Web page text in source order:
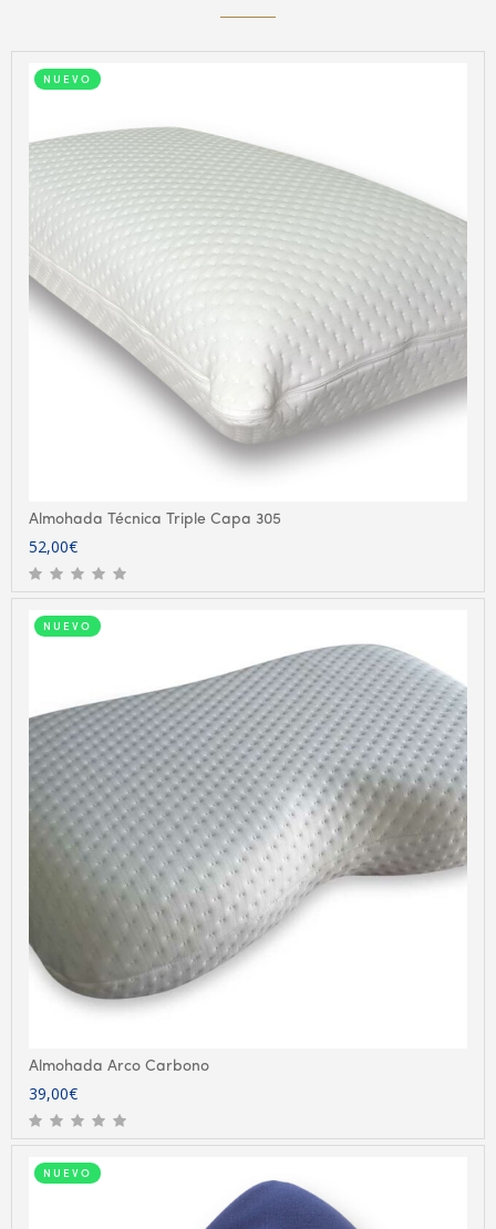
NUEVO
Almohada Técnica Triple Capa 305
52,00€
NUEVO
Almohada Arco Carbono
39,00€
NUEVO